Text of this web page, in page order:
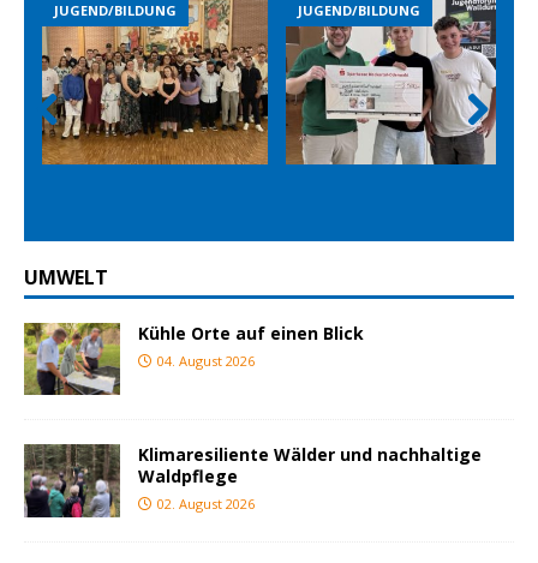
JUGEND/BILDUNG JUGEND/BILDUNG
Prev
ious
Nex
t
UMWELT
Kühle Orte auf einen Blick
04. August 2026
Klimaresiliente Wälder und nachhaltige
Waldpflege
02. August 2026